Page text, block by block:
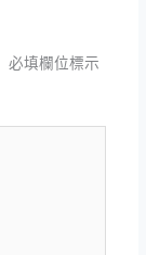
必填欄位標示